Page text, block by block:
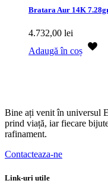
Bratara Aur 14K
4.732,00 lei
Adaugă în coș
Bine ați venit în universul
prind viață, iar fiecare
rafinament.
Contacteaza-ne
Link-uri utile